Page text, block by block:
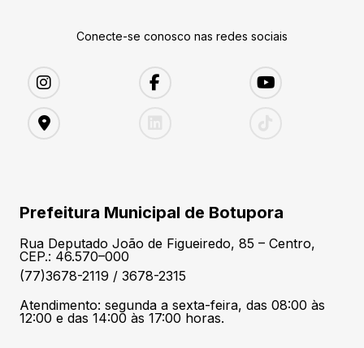
Conecte-se conosco nas redes sociais
Prefeitura Municipal de Botupora
Rua Deputado João de Figueiredo, 85 – Centro,
CEP.: 46.570–000
(77)3678-2119 / 3678-2315
Atendimento: segunda a sexta-feira, das 08:00 às
12:00 e das 14:00 às 17:00 horas.